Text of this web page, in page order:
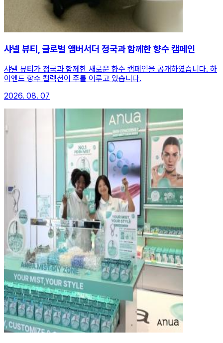
샤넬 뷰티, 글로벌 앰버서더 정국과 함께한 향수 캠페인
샤넬 뷰티가 정국과 함께한 새로운 향수 캠페인을 공개하였습니다. 하
이엔드 향수 컬렉션이 주를 이루고 있습니다.
2026. 08. 07